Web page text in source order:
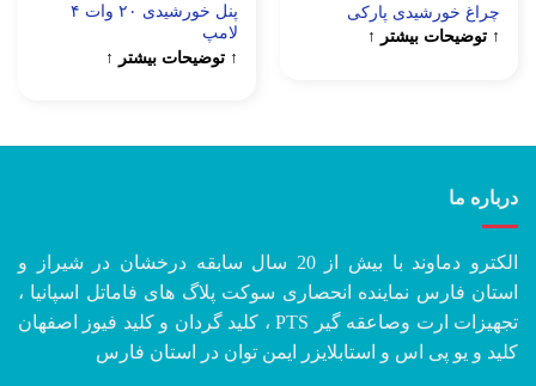
چراغ خورشیدی پارکی
↑ توضیحات بیشتر ↑
پنل خورشیدی ۲۰ وات ۴
لامپ
↑ توضیحات بیشتر ↑
درباره ما
الکترو دماوند با بیش از 20 سال سابقه درخشان در شیراز و
استان فارس نماینده انحصاری سوکت پلاگ های فاماتل اسپانیا ،
تجهیزات ارت وصاعقه گیر PTS ، کلید گردان و کلید فیوز اصفهان
کلید و یو پی اس و استابلایزر ایمن توان در استان فارس